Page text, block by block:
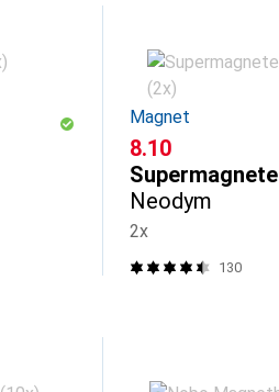
Magnet
CHF
8.10
Supermagnete
Neodym
2x
130